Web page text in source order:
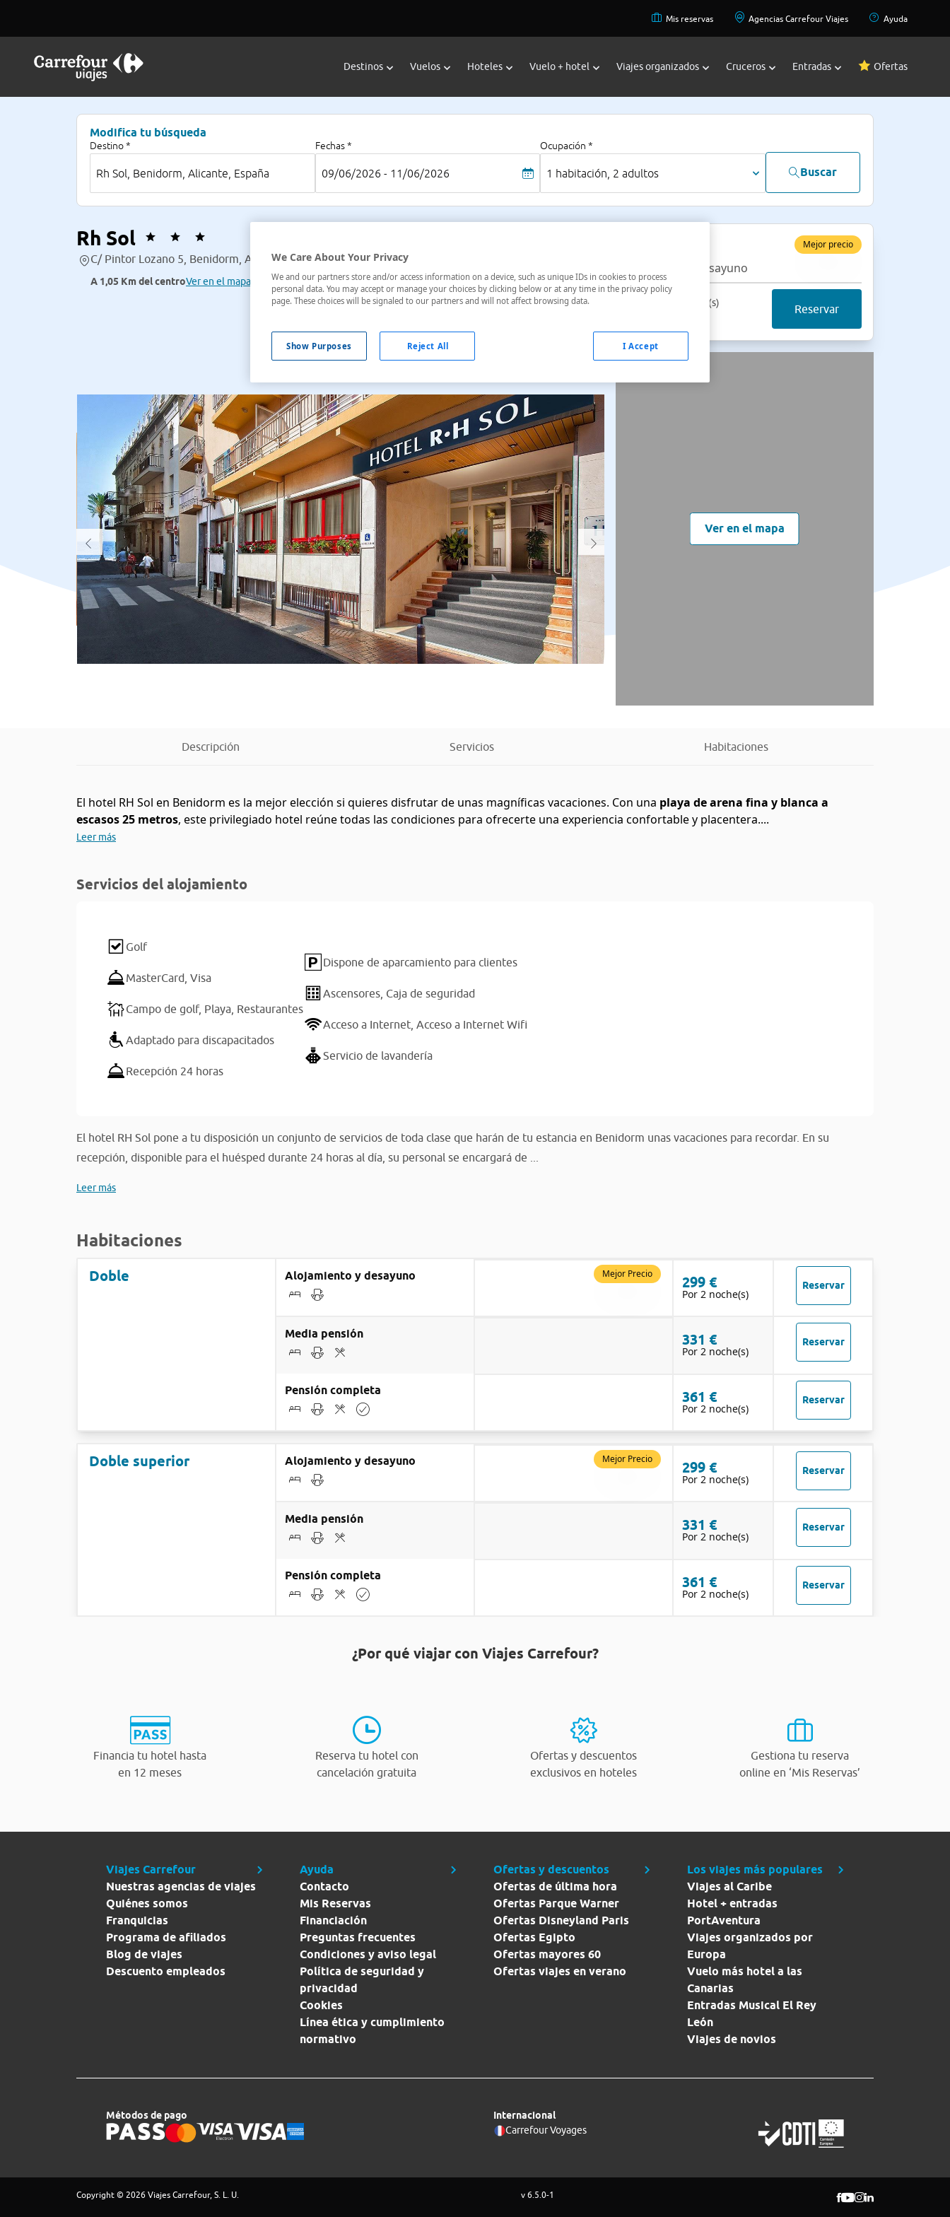
Mis reservas Agencias Carrefour Viajes Ayuda
Destinos Vuelos Hoteles Vuelo + hotel Viajes organizados Cruceros Entradas Ofertas
Modifica tu búsqueda
Destino * Fechas *
09/06/2026 - 11/06/2026
Ocupación *
1 habitación, 2 adultos Buscar
Rh Sol
C/ Pintor Lozano 5, Benidorm, Alicante, España
A 1,05 Km del centroVer en el mapa
Mejor precio
Alojamiento y desayuno
Precio final 2 noche(s)
Reservar
Ver en el mapa
Descripción Servicios Habitaciones
El hotel RH Sol en Benidorm es la mejor elección si quieres disfrutar de unas magníficas vacaciones. Con una playa de arena fina y blanca a
escasos 25 metros, este privilegiado hotel reúne todas las condiciones para ofrecerte una experiencia confortable y placentera....
Leer más
Servicios del alojamiento
Golf
MasterCard, Visa
Campo de golf, Playa, Restaurantes
Adaptado para discapacitados
Recepción 24 horas
Dispone de aparcamiento para clientes
Ascensores, Caja de seguridad
Acceso a Internet, Acceso a Internet Wifi
Servicio de lavandería
El hotel RH Sol pone a tu disposición un conjunto de servicios de toda clase que harán de tu estancia en Benidorm unas vacaciones para recordar. En su
recepción, disponible para el huésped durante 24 horas al día, su personal se encargará de ...
Leer más
Habitaciones
Doble Alojamiento y desayuno Mejor Precio 299 €
Por 2 noche(s)
Reservar
Media pensión 331 €
Por 2 noche(s)
Reservar
Pensión completa 361 €
Por 2 noche(s)
Reservar
Doble superior Alojamiento y desayuno Mejor Precio 299 €
Por 2 noche(s)
Reservar
Media pensión 331 €
Por 2 noche(s)
Reservar
Pensión completa 361 €
Por 2 noche(s)
Reservar
¿Por qué viajar con Viajes Carrefour?
Financia tu hotel hasta
en 12 meses
Reserva tu hotel con
cancelación gratuita
Ofertas y descuentos
exclusivos en hoteles
Gestiona tu reserva
online en ‘Mis Reservas’
Viajes Carrefour
Nuestras agencias de viajes
Quiénes somos
Franquicias
Programa de afiliados
Blog de viajes
Descuento empleados
Ayuda
Contacto
Mis Reservas
Financiación
Preguntas frecuentes
Condiciones y aviso legal
Política de seguridad y
privacidad
Cookies
Línea ética y cumplimiento
normativo
Ofertas y descuentos
Ofertas de última hora
Ofertas Parque Warner
Ofertas Disneyland Paris
Ofertas Egipto
Ofertas mayores 60
Ofertas viajes en verano
Los viajes más populares
Viajes al Caribe
Hotel + entradas
PortAventura
Viajes organizados por
Europa
Vuelo más hotel a las
Canarias
Entradas Musical El Rey
León
Viajes de novios
Métodos de pago
Internacional
Carrefour Voyages
Copyright © 2026 Viajes Carrefour, S. L. U. v 6.5.0-1
We Care About Your Privacy
We and our partners store and/or access information on a device, such as unique IDs in cookies to process
personal data. You may accept or manage your choices by clicking below or at any time in the privacy policy
page. These choices will be signaled to our partners and will not affect browsing data.
Show Purposes Reject All I Accept